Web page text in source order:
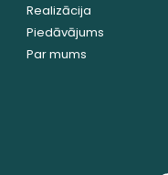
Realizācija
Piedāvājums
Par mums